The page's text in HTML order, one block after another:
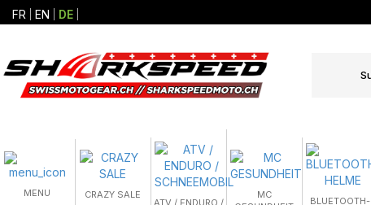
FR EN DE
MENU CRAZY SALE
ATV / ENDURO /
MC
BLUETOOTH-